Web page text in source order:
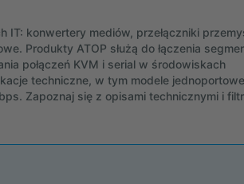
konwertery mediów, przełączniki
Produkty ATOP służą do łączenia
połączeń KVM i serial w środowiskach
techniczne, w tym modele
Zapoznaj się z opisami technicznymi i